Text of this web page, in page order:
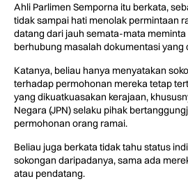
Ahli Parlimen Semporna itu berkata,
tidak sampai hati menolak permintaan
datang dari jauh semata-mata
berhubung masalah dokumentasi yang
Katanya, beliau hanya menyatakan
terhadap permohonan mereka tetap
yang dikuatkuasakan kerajaan,
Negara (JPN) selaku pihak
permohonan orang ramai.
Beliau juga berkata tidak tahu status
sokongan daripadanya, sama ada
atau pendatang.